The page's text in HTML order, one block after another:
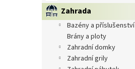
Zahrada
bazény a příslušenství
brány a ploty
zahradní domky
zahradní grily